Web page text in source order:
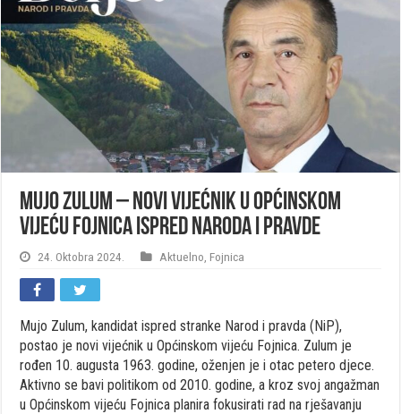
Mujo Zulum – novi vijećnik u Općinskom
vijeću Fojnica ispred Naroda i Pravde
24. Oktobra 2024. Aktuelno Fojnica
Mujo Zulum, kandidat ispred stranke Narod i pravda (NiP),
postao je novi vijećnik u Općinskom vijeću Fojnica. Zulum je
rođen 10. augusta 1963. godine, oženjen je i otac petero djece.
Aktivno se bavi politikom od 2010. godine, a kroz svoj angažman
u Općinskom vijeću Fojnica planira fokusirati rad na rješavanju